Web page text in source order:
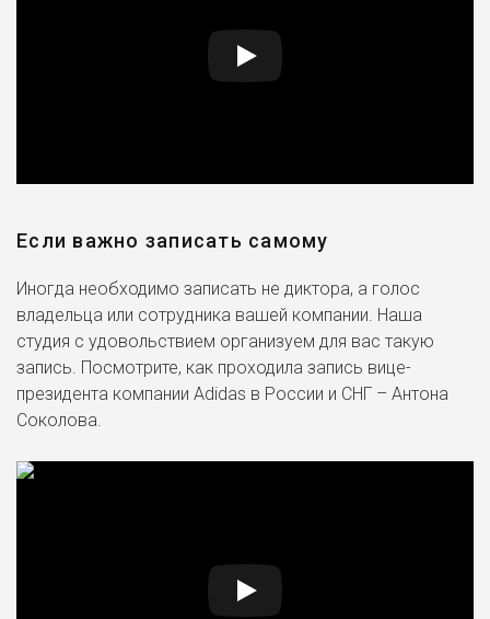
Если важно записать самому
Иногда необходимо записать не диктора, а голос
владельца или сотрудника вашей компании. Наша
студия с удовольствием организуем для вас такую
запись. Посмотрите, как проходила запись вице-
президента компании Adidas в России и СНГ – Антона
Соколова.